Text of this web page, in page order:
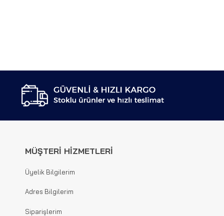
MÜŞTERİ HİZMETLERİ
Üyelik Bilgilerim
Adres Bilgilerim
Siparişlerim